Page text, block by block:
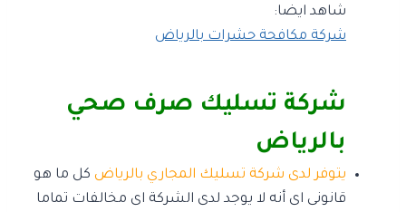
شاهد ايضا:
شركة مكافحة حشرات بالرياض
شركة تسليك صرف صحي
بالرياض
يتوفر لدى شركة تسليك المجاري بالرياض كل ما هو
قانونى اى أنه لا يوجد لدى الشركة اى مخالفات تماما